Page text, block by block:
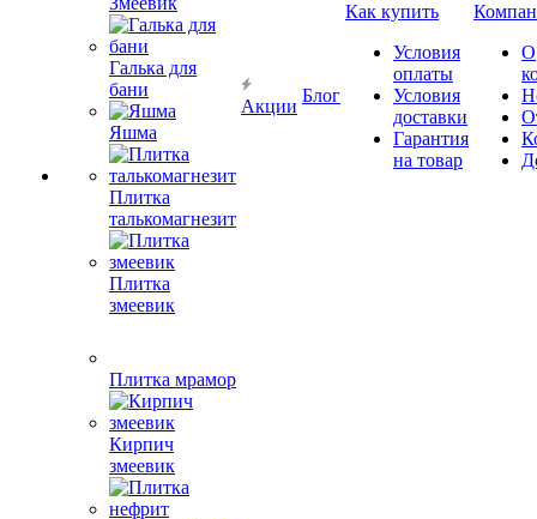
Галька для
бани
Яшма
Плитка
талькомагнезит
Плитка
змеевик
Плитка мрамор
Кирпич
змеевик
Акции
Блог
Как купить
Условия
оплаты
Условия
доставки
Гарантия
на товар
О